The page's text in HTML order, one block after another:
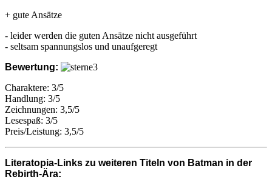
+ gute Ansätze
- leider werden die guten Ansätze nicht ausgeführt
- seltsam spannungslos und unaufgeregt
Bewertung:
Charaktere: 3/5
Handlung: 3/5
Zeichnungen: 3,5/5
Lesespaß: 3/5
Preis/Leistung: 3,5/5
Literatopia-Links zu weiteren Titeln von Batman in der
Rebirth-Ära: